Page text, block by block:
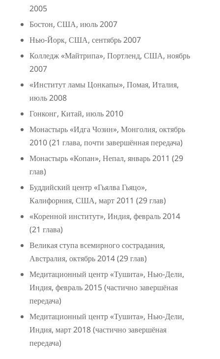
2005
Бостон, США, июль 2007
Нью-Йорк, США, сентябрь 2007
Колледж «Майтрипа», Портленд, США, ноябрь
2007
«Институт ламы Цонкапы», Помая, Италия,
июль 2008
Гонконг, Китай, июль 2010
Монастырь «Идга Чозин», Монголия, октябрь
2010 (21 глава, почти завершённая передача)
Монастырь «Копан», Непал, январь 2011 (29
глав)
Буддийский центр «Гьялва Гьяцо»,
Калифорния, США, март 2011 (29 глав)
«Коренной институт», Индия, февраль 2014
(21 глава)
Великая ступа всемирного сострадания,
Австралия, октябрь 2014 (29 глав)
Медитационный центр «Тушита», Нью-Дели,
Индия, февраль 2015 (частично завершёная
передача)
Медитационный центр «Тушита», Нью-Дели,
Индия, март 2018 (частично завершёная
передача)